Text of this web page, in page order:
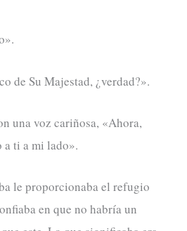
de Su Majestad, ¿verdad?».
una voz cariñosa, «Ahora,
a ti a mi lado».
le proporcionaba el refugio
en que no habría un